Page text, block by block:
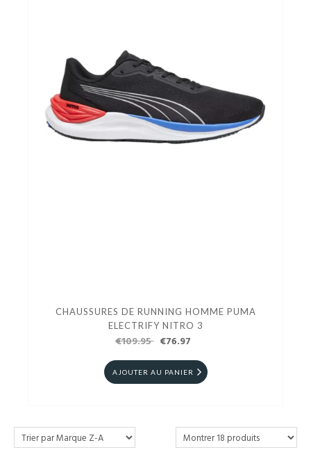
CHAUSSURES DE RUNNING HOMME PUMA
ELECTRIFY NITRO 3
€109.95 €76.97
AJOUTER AU PANIER